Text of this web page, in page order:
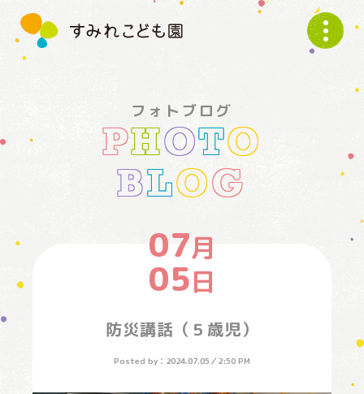
す
れ
園
フォトブログ
PHOTO
BLOG
07月
05日
防災講話（５歳児）
Posted by： 2024.07.05 ／ 2:50 PM